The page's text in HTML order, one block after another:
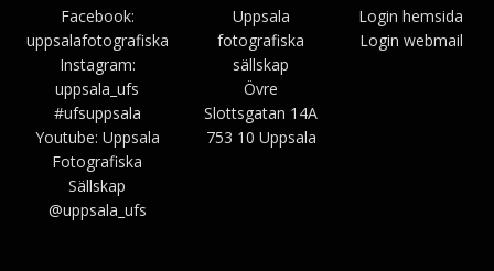
Facebook:
uppsalafotografiska
Instagram:
uppsala_ufs
#ufsuppsala
Youtube: Uppsala
Fotografiska
Sällskap
@uppsala_ufs
Uppsala
fotografiska
sällskap
Övre
Slottsgatan 14A
753 10 Uppsala
Login hemsida
Login webmail